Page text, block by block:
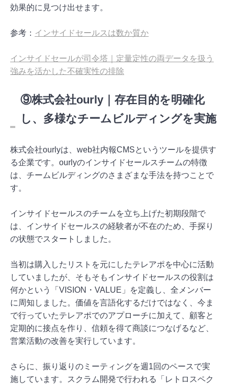
効果的に見つけ出せます。
参考： インサイドセールスは数か質か
インサイドセールが司令塔｜定量定性の両データを扱う
強みを活かした不確実性の排除
⑨株式会社ourly｜存在目的を明確化
し、多様なチームビルディングを実施
株式会社ourlyは、web社内報CMSというツールを提供す
る企業です。ourlyのインサイドセールスチームの特徴
は、チームビルディングのさまざまな手法を持つことで
す。
インサイドセールスのチームを立ち上げた初期段階で
は、インサイドセールスの経験者が不在のため、手探り
の状態でスタートしました。
当初は購入したリストを元にしたテレアポを中心に活動
していましたが、そもそもインサイドセールスの役割は
何かという「VISION・VALUE」を定義し、全メンバー
に周知しました。価値を言語化するだけではなく、今ま
で行っていたテレアポでのアプローチに加えて、顧客と
定期的に接点を作り、信頼を得て商談につなげるなど、
営業活動の改善を実行しています。
さらに、振り返りのミーティングを週1回のペースで実
施しています。スクラム開発で行われる「レトロスペク